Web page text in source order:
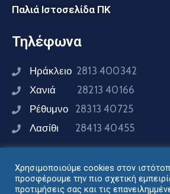
Παλιά Ιστοσελίδα ΠΚ
Τηλέφωνα
Ηράκλειο 2813 400342
Χανιά 28213 40166
Ρέθυμνο 28313 40725
Λασίθι 28413 40455
Συνδεθείτε μαζί μας
Χρησιμοποιούμε cookies στον
προσφέρουμε την πιο σχετική
προτιμήσεις σας και τις